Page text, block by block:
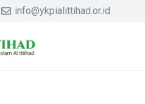
info@ykpialittihad.or.id